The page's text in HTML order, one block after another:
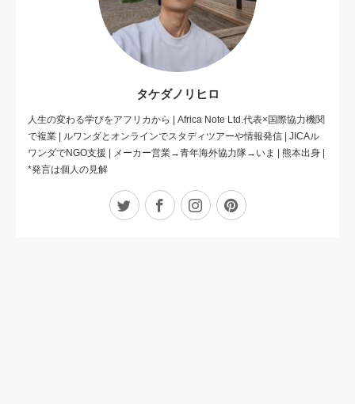
タケダノリヒロ
人生の変わる学びをアフリカから | Africa Note Ltd.代表×国際協力機関
で複業 | ルワンダとオンラインでスタディツアーや情報発信 | JICAル
ワンダでNGO支援 | メーカー営業→青年海外協力隊→いま | 熊本出身 |
*発言は個人の見解
Twitter FacebookInstagramPinterest